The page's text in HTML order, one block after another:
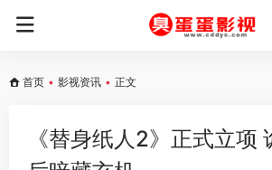
首页 • 影视资讯 • 正文
《替身纸人2》正式立项